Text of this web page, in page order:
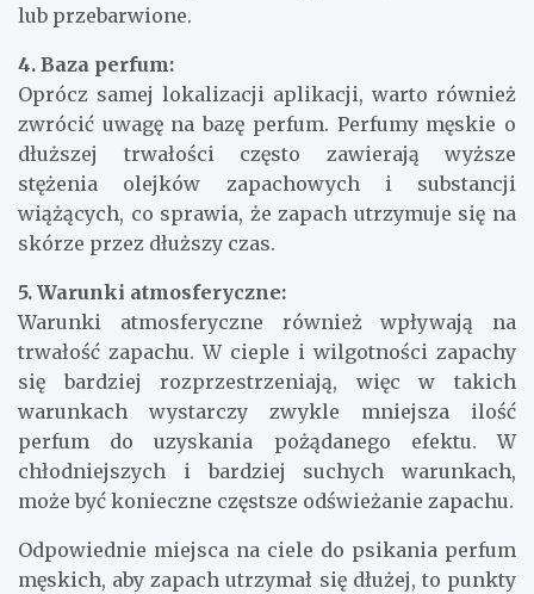
lub przebarwione.
4. Baza perfum:
Oprócz samej lokalizacji aplikacji, warto również
zwrócić uwagę na bazę perfum. Perfumy męskie o
dłuższej trwałości często zawierają wyższe
stężenia olejków zapachowych i substancji
wiążących, co sprawia, że zapach utrzymuje się na
skórze przez dłuższy czas.
5. Warunki atmosferyczne:
Warunki atmosferyczne również wpływają na
trwałość zapachu. W cieple i wilgotności zapachy
się bardziej rozprzestrzeniają, więc w takich
warunkach wystarczy zwykle mniejsza ilość
perfum do uzyskania pożądanego efektu. W
chłodniejszych i bardziej suchych warunkach,
może być konieczne częstsze odświeżanie zapachu.
Odpowiednie miejsca na ciele do psikania perfum
męskich, aby zapach utrzymał się dłużej, to punkty